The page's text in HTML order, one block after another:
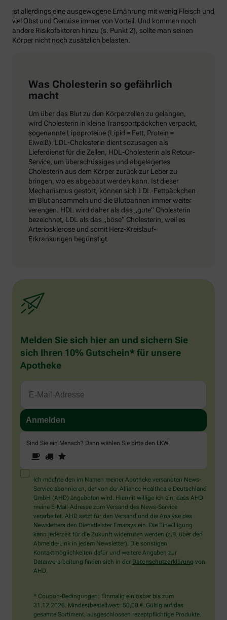
ist allerdings eine ausgewogene Ernährung mit wenig Fleisch und
viel Obst und Gemüse immer von Vorteil. Und kommen noch
andere Risikofaktoren hinzu (s. Punkt 2), sollte man seinen
Körper nicht noch zusätzlich belasten.
Was Cholesterin so gefährlich
macht
Um über das Blut zu den Körperzellen zu gelangen,
wird Cholesterin in kleine Transportpäckchen verpackt,
sogenannte Lipoproteine (Lipid = Fett, Protein =
Eiweiß). LDL-Cholesterin dient sozusagen als
Lieferdienst für die Zellen, HDL-Cholesterin als Retour-
Service, um überschüssiges und abgelagertes
Cholesterin aus dem Körper zurück zur Leber zu
bringen, wo es abgebaut werden kann. Ist dieser
Mechanismus gestört, können sich LDL-Fettpäckchen
im Blut ansammeln und die Blutbahnen immer weiter
verengen. HDL wird daher als das „gute“ Cholesterin
bezeichnet, LDL als das „böse“ Cholesterin, weil es
Arteriosklerose und somit Herz-Kreislauf-
Erkrankungen begünstigt.
Melden Sie sich hier an und sichern Sie
sich Ihren 10% Gutschein* für unsere
Apotheke
Sind Sie ein Mensch? Dann wählen Sie bitte den LKW.
Sind
Sie
ein
Mensch?
Dann
wählen
Sie
bitte
den
LKW.
1 2
Ich möchte den im Namen meiner Apotheke versandten News-
Service abonnieren, der von der Alliance Healthcare Deutschland
GmbH (AHD) angeboten wird. Hiermit willige ich ein, dass AHD
meine E-Mail-Adresse zum Versand des News-Service
verarbeitet. AHD setzt für den Versand und die Analyse des
Newsletters den Dienstleister Emarsys ein. Die Einwilligung
kann jederzeit für die Zukunft widerrufen werden (z.B. über den
Abmelde-Link in jedem Newsletter). Die sonstigen
Kontaktmöglichkeiten dafür und weitere Angaben zur
Datenverarbeitung finden sich in der Datenschutzerklärung von
AHD.
* Coupon-Bedingungen: Einmalig einlösbar bis zum
31.12.2026. Mindestbestellwert: 50,00 €. Gültig auf das
gesamte Sortiment, ausgeschlossen rezeptpflichtige Produkte.